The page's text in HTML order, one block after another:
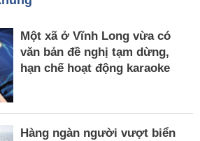
Một xã ở Vĩnh Long vừa có
văn bản đề nghị tạm dừng,
hạn chế hoạt động karaoke
Hàng ngàn người vượt biển